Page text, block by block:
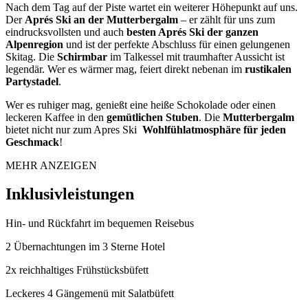
Nach dem Tag auf der Piste wartet ein weiterer Höhepunkt auf uns.
Der Aprés Ski an der Mutterbergalm – er zählt für uns zum
eindrucksvollsten und auch besten Aprés Ski der ganzen
Alpenregion und ist der perfekte Abschluss für einen gelungenen
Skitag. Die Schirmbar im Talkessel mit traumhafter Aussicht ist
legendär. Wer es wärmer mag, feiert direkt nebenan im rustikalen
Partystadel.
Wer es ruhiger mag, genießt eine heiße Schokolade oder einen
leckeren Kaffee in den gemütlichen Stuben. Die Mutterbergalm
bietet nicht nur zum Apres Ski Wohlfühlatmosphäre für jeden
Geschmack!
MEHR ANZEIGEN
Inklusivleistungen
Hin- und Rückfahrt im bequemen Reisebus
2 Übernachtungen im 3 Sterne Hotel
2x reichhaltiges Frühstücksbüfett
Leckeres 4 Gängemenü mit Salatbüfett